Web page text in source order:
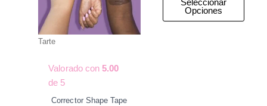
Tarte
Valorado con5.00
de 5
Corrector Shape Tape
Seleccionar
Opciones